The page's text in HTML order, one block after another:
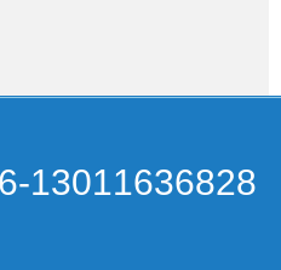
13011636828